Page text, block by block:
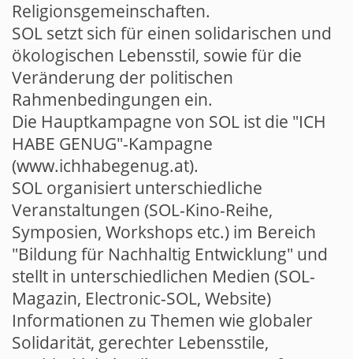
Religionsgemeinschaften.
SOL setzt sich für einen solidarischen und
ökologischen Lebensstil, sowie für die
Veränderung der politischen
Rahmenbedingungen ein.
Die Hauptkampagne von SOL ist die "ICH
HABE GENUG"-Kampagne
(www.ichhabegenug.at).
SOL organisiert unterschiedliche
Veranstaltungen (SOL-Kino-Reihe,
Symposien, Workshops etc.) im Bereich
"Bildung für Nachhaltig Entwicklung" und
stellt in unterschiedlichen Medien (SOL-
Magazin, Electronic-SOL, Website)
Informationen zu Themen wie globaler
Solidarität, gerechter Lebensstile,